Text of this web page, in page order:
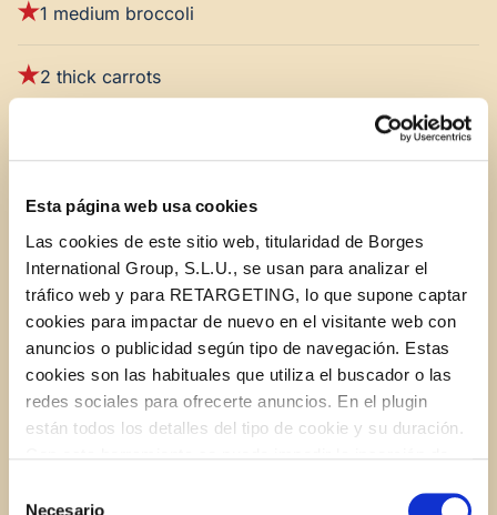
Esta página web usa cookies
Las cookies de este sitio web, titularidad de Borges
International Group, S.L.U., se usan para analizar el
tráfico web y para RETARGETING, lo que supone captar
cookies para impactar de nuevo en el visitante web con
anuncios o publicidad según tipo de navegación. Estas
cookies son las habituales que utiliza el buscador o las
redes sociales para ofrecerte anuncios. En el plugin
están todos los detalles del tipo de cookie y su duración.
la web aparece cómo evitar las cookies en el navegador.
Necesario
1 medium broccoli
2 thick carrots
3.5 oz runner beans
1 green pepper
—
For the sauce: